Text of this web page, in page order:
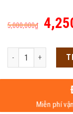
5,000,000₫
Giá
là:
Sofa văng nỉ đệm rời
Miễn phí